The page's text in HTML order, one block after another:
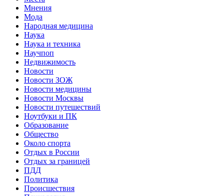
Мнения
Мода
Народная медицина
Наука
Наука и техника
Научпоп
Недвижимость
Новости
Новости ЗОЖ
Новости медицины
Новости Москвы
Новости путешествий
Ноутбуки и ПК
Образование
Общество
Около спорта
Отдых в России
Отдых за границей
ПДД
Политика
Происшествия